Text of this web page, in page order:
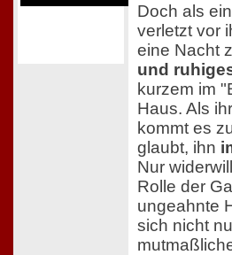
Doch als
verletzt vor
eine Nacht
und
kurzem im
Haus. Als
kommt es
glaubt, ihn
Nur
Rolle der
ungeahnte
sich nicht